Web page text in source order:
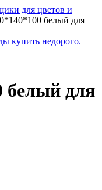
для цветов и
белый для
белый для